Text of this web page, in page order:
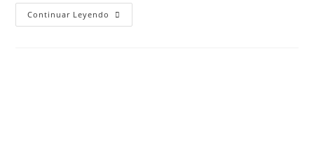
Continuar Leyendo